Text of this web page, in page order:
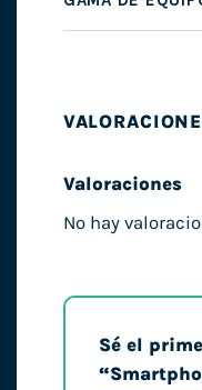
Valoraciones
No hay
Sé el